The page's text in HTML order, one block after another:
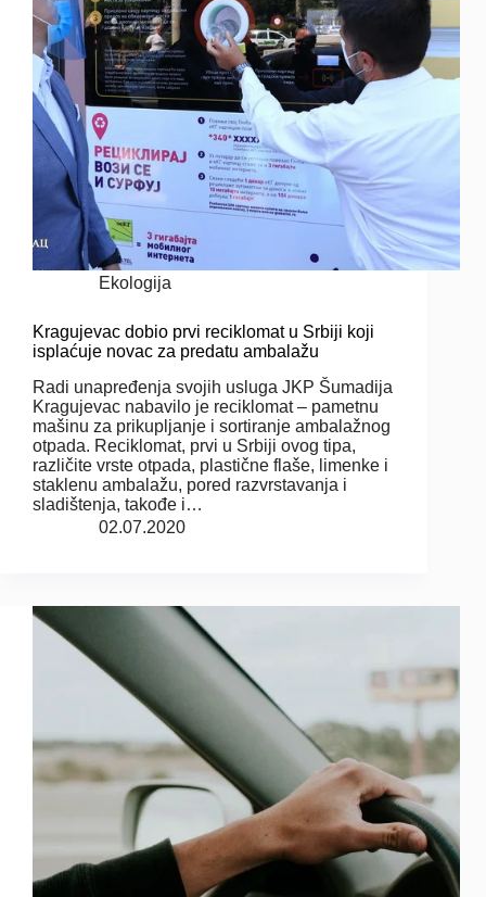
Ekologija
Kragujevac dobio prvi reciklomat u Srbiji koji
isplaćuje novac za predatu ambalažu
Radi unapređenja svojih usluga JKP Šumadija
Kragujevac nabavilo je reciklomat – pametnu
mašinu za prikupljanje i sortiranje ambalažnog
otpada. Reciklomat, prvi u Srbiji ovog tipa,
različite vrste otpada, plastične flaše, limenke i
staklenu ambalažu, pored razvrstavanja i
sladištenja, takođe i…
02.07.2020